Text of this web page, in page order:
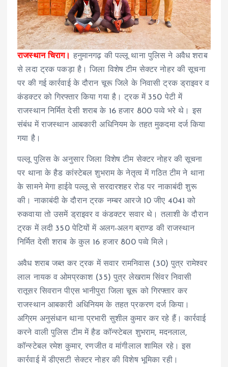
राजस्थान चिराग।
हनुमानगढ़ की पल्लू थाना पुलिस ने अवैध शराब
से लदा ट्रक पकड़ा है। जिला विशेष टीम सेक्टर नोहर की सूचना
पर की गई कार्रवाई के दौरान चूरू जिले के निवासी ट्रक ड्राइवर व
कंडक्टर को गिरफ्तार किया गया है। ट्रक में 350 पेटी में
राजस्थान निर्मित देसी शराब के 16 हजार 800 पव्वे भरे थे। इस
संबंध में राजस्थान आबकारी अधिनियम के तहत मुकदमा दर्ज किया
गया है।
पल्लू पुलिस के अनुसार जिला विशेष टीम सेक्टर नोहर की सूचना
पर थाना के हैड कांस्टेबल शुभराम के नेतृत्व में गठित टीम ने थाना
के सामने मेगा हाईवे पल्लू से सरदारशहर रोड पर नाकाबंदी शुरू
की। नाकाबंदी के दौरान ट्रक नम्बर आरजे 10 जीए 4041 को
रुकवाया तो उसमें ड्राइवर व कंडक्टर सवार थे। तलाशी के दौरान
ट्रक में लदी 350 पेटियों में अलग-अलग ब्राण्ड की राजस्थान
निर्मित देसी शराब के कुल 16 हजार 800 पव्वे मिले।
अवैध शराब जब्त कर ट्रक में सवार रामनिवास (30) पुत्र रामेश्वर
लाल नायक व ओमप्रकाश (35) पुत्र लेखराम सिंवर निवासी
रातूसर सिवरान पीएस भानीपुरा जिला चूरू को गिरफ्तार कर
राजस्थान आबकारी अधिनियम के तहत प्रकरण दर्ज किया।
अग्रिम अनुसंधान थाना प्रभारी सुशील कुमार कर रहे हैं। कार्रवाई
करने वाली पुलिस टीम में हैड कॉन्स्टेबल शुभराम, मदनलाल,
कॉन्स्टेबल रमेश कुमार, रणजीत व मांगीलाल शामिल रहे। इस
कार्रवाई में डीएसटी सेक्टर नोहर की विशेष भूमिका रही।